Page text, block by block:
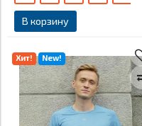
В корзину
Хит! New!